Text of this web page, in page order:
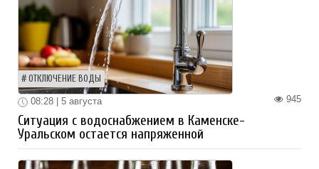
ОТКЛЮЧЕНИЕ ВОДЫ
945
08:28 | 5 августа
Ситуация с водоснабжением в Каменске-
Уральском остается напряженной